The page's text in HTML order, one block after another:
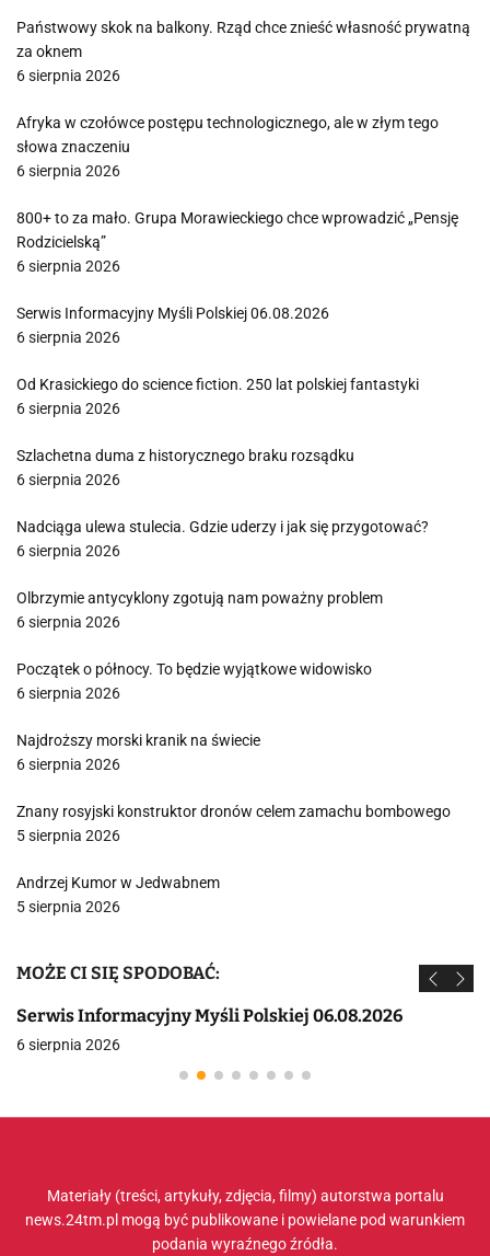
Państwowy skok na balkony. Rząd chce znieść własność prywatną
za oknem
6 sierpnia 2026
Afryka w czołówce postępu technologicznego, ale w złym tego
słowa znaczeniu
6 sierpnia 2026
800+ to za mało. Grupa Morawieckiego chce wprowadzić „Pensję
Rodzicielską”
6 sierpnia 2026
Serwis Informacyjny Myśli Polskiej 06.08.2026
6 sierpnia 2026
Od Krasickiego do science fiction. 250 lat polskiej fantastyki
6 sierpnia 2026
Szlachetna duma z historycznego braku rozsądku
6 sierpnia 2026
Nadciąga ulewa stulecia. Gdzie uderzy i jak się przygotować?
6 sierpnia 2026
Olbrzymie antycyklony zgotują nam poważny problem
6 sierpnia 2026
Początek o północy. To będzie wyjątkowe widowisko
6 sierpnia 2026
Najdroższy morski kranik na świecie
6 sierpnia 2026
Znany rosyjski konstruktor dronów celem zamachu bombowego
5 sierpnia 2026
Andrzej Kumor w Jedwabnem
5 sierpnia 2026
MOŻE CI SIĘ SPODOBAĆ:
Serwis Informacyjny Myśli Polskiej 06.08.2026
6 sierpnia 2026
Materiały (treści, artykuły, zdjęcia, filmy) autorstwa portalu
news.24tm.pl mogą być publikowane i powielane pod warunkiem
podania wyraźnego źródła.